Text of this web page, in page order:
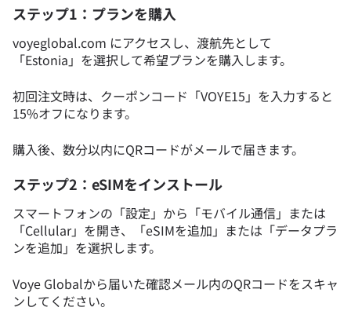
ステップ1：プランを購入
voyeglobal.com にアクセスし、渡航先として
「Estonia」を選択して希望プランを購入します。
初回注文時は、クーポンコード「VOYE15」を入力すると
15%オフになります。
購入後、数分以内にQRコードがメールで届きます。
ステップ2：eSIMをインストール
スマートフォンの「設定」から「モバイル通信」または
「Cellular」を開き、「eSIMを追加」または「データプラ
ンを追加」を選択します。
Voye Globalから届いた確認メール内のQRコードをスキャ
ンしてください。